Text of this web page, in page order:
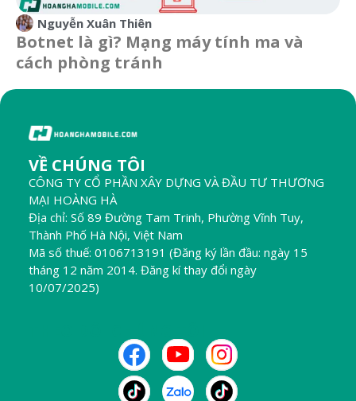
Nguyễn Xuân Thiên
Botnet là gì? Mạng máy tính ma và
cách phòng tránh
VỀ CHÚNG TÔI
CÔNG TY CỔ PHẦN XÂY DỰNG VÀ ĐẦU TƯ THƯƠNG
MẠI HOÀNG HÀ
Địa chỉ: Số 89 Đường Tam Trinh, Phường Vĩnh Tuy,
Thành Phố Hà Nội, Việt Nam
Mã số thuế: 0106713191 (Đăng ký lần đầu: ngày 15
tháng 12 năm 2014. Đăng kí thay đổi ngày
10/07/2025)